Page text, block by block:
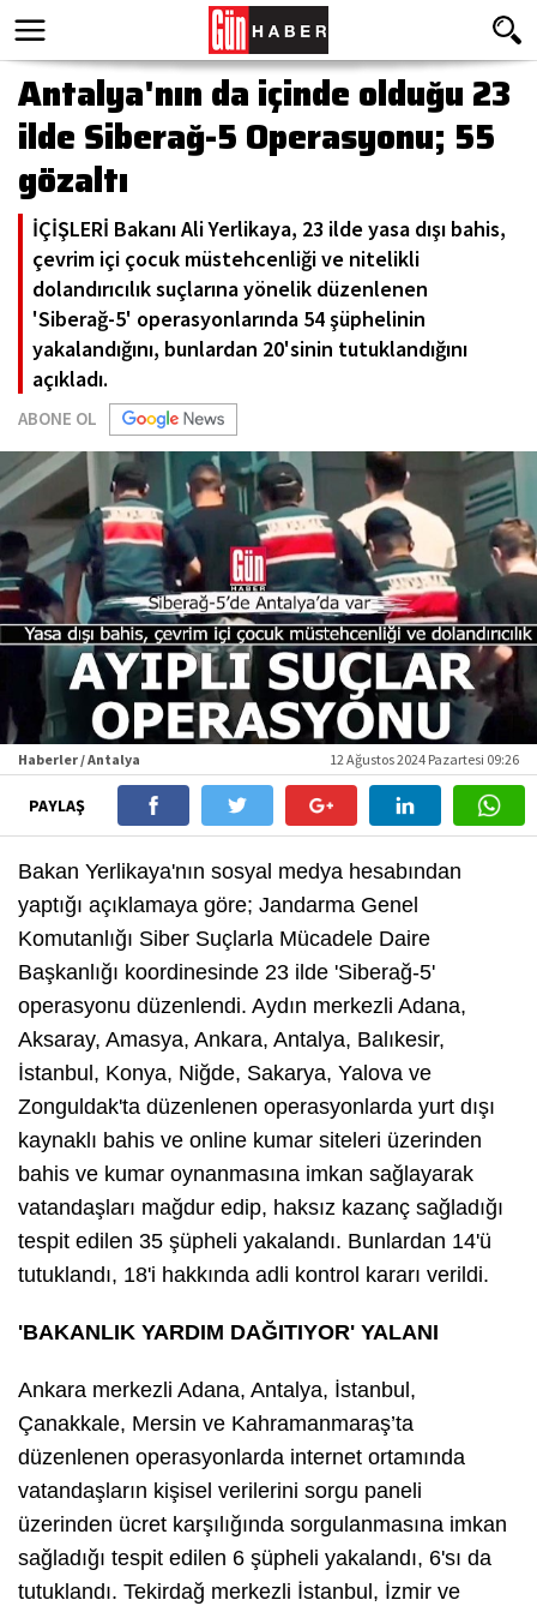
Antalya'nın da içinde olduğu 23
ilde Siberağ-5 Operasyonu; 55
gözaltı
İÇİŞLERİ Bakanı Ali Yerlikaya, 23 ilde yasa dışı bahis,
çevrim içi çocuk müstehcenliği ve nitelikli
dolandırıcılık suçlarına yönelik düzenlenen
'Siberağ-5' operasyonlarında 54 şüphelinin
yakalandığını, bunlardan 20'sinin tutuklandığını
açıkladı.
ABONE OL
Haberler / Antalya 12 Ağustos 2024 Pazartesi 09:26
PAYLAŞ
Bakan Yerlikaya'nın sosyal medya hesabından
yaptığı açıklamaya göre; Jandarma Genel
Komutanlığı Siber Suçlarla Mücadele Daire
Başkanlığı koordinesinde 23 ilde 'Siberağ-5'
operasyonu düzenlendi. Aydın merkezli Adana,
Aksaray, Amasya, Ankara, Antalya, Balıkesir,
İstanbul, Konya, Niğde, Sakarya, Yalova ve
Zonguldak'ta düzenlenen operasyonlarda yurt dışı
kaynaklı bahis ve online kumar siteleri üzerinden
bahis ve kumar oynanmasına imkan sağlayarak
vatandaşları mağdur edip, haksız kazanç sağladığı
tespit edilen 35 şüpheli yakalandı. Bunlardan 14'ü
tutuklandı, 18'i hakkında adli kontrol kararı verildi.
'BAKANLIK YARDIM DAĞITIYOR' YALANI
Ankara merkezli Adana, Antalya, İstanbul,
Çanakkale, Mersin ve Kahramanmaraş’ta
düzenlenen operasyonlarda internet ortamında
vatandaşların kişisel verilerini sorgu paneli
üzerinden ücret karşılığında sorgulanmasına imkan
sağladığı tespit edilen 6 şüpheli yakalandı, 6'sı da
tutuklandı. Tekirdağ merkezli İstanbul, İzmir ve